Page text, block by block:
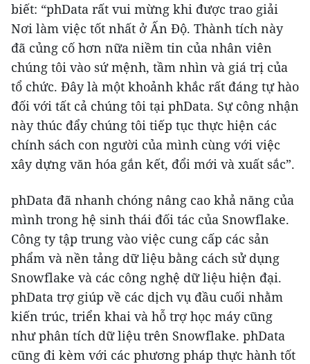
biết: “phData rất vui mừng khi được trao giải
Nơi làm việc tốt nhất ở Ấn Độ. Thành tích này
đã củng cố hơn nữa niềm tin của nhân viên
chúng tôi vào sứ mệnh, tầm nhìn và giá trị của
tổ chức. Đây là một khoảnh khắc rất đáng tự hào
đối với tất cả chúng tôi tại phData. Sự công nhận
này thúc đẩy chúng tôi tiếp tục thực hiện các
chính sách con người của mình cùng với việc
xây dựng văn hóa gắn kết, đổi mới và xuất sắc”.
phData đã nhanh chóng nâng cao khả năng của
mình trong hệ sinh thái đối tác của Snowflake.
Công ty tập trung vào việc cung cấp các sản
phẩm và nền tảng dữ liệu bằng cách sử dụng
Snowflake và các công nghệ dữ liệu hiện đại.
phData trợ giúp về các dịch vụ đầu cuối nhằm
kiến ​​trúc, triển khai và hỗ trợ học máy cũng
như phân tích dữ liệu trên Snowflake. phData
cũng đi kèm với các phương pháp thực hành tốt